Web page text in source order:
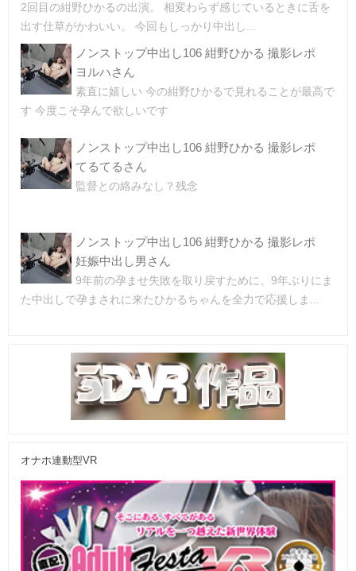
2回目の紺野ひかるの出演。 相変わらず感じているときに舌を
出す仕草がかわいい。 今回もしっかり中出し...
ノンストップ中出し106 紺野ひかる 撮影レポ
ヨルハさん
素直に嬉しい 今の紺野ひかるで見れることが最高で
す 今度こそ孕んで欲しいです
ノンストップ中出し106 紺野ひかる 撮影レポ
てるてるさん
監督との絡みなし？残念
ノンストップ中出し106 紺野ひかる 撮影レポ
妊娠中出し男さん
9年前の孕ませ失敗を取り戻すために、9年ぶりにま
た中出しで孕まされに来たひかるちゃんを全力で応援しま...
オナホ連動型VR